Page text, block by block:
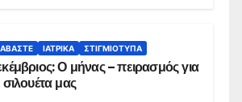
ΙΑΤΡΙΚΆ ΣΤΙΓΜΙΌΤΥΠΑ
Ο μήνας – πειρασμός για
σιλουέτα μας